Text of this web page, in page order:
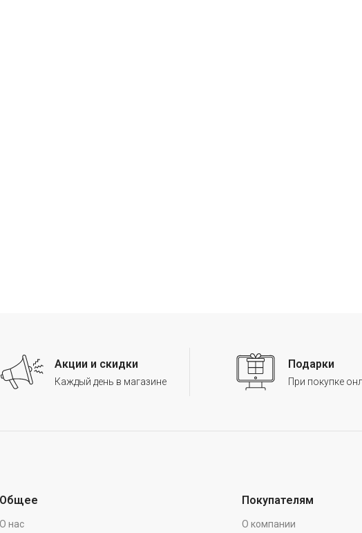
Акции и скидки
Каждый день в магазине
Подарки
При покупке
Общее
О нас
Покупателям
О компании